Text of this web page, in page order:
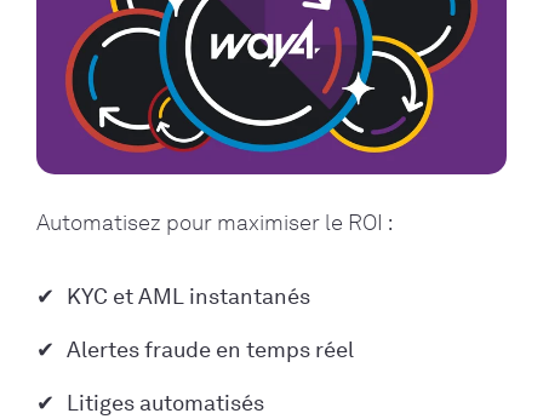
Automatisez pour maximiser le ROI :
KYC et AML instantanés
Alertes fraude en temps réel
Litiges automatisés